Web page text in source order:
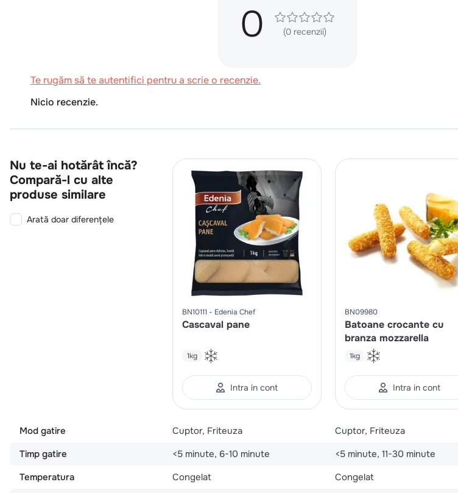
0 (0 recenzii)
Te rugăm să te autentifici pentru a scrie o recenzie.
Nicio recenzie.
Nu te-ai hotărât încă?
Compară-l cu alte
produse similare
Arată doar diferențele
BN10111 Edenia Chef
Cascaval pane
1kg
Intra in cont
BN09980
Batoane crocante cu
branza mozzarella
1kg
Intra in cont
Mod gatire Cuptor, Friteuza Cuptor, Friteuza
Timp gatire
<5 minute, 6-10 minute <5 minute, 11-30 minute
Temperatura
Congelat Congelat